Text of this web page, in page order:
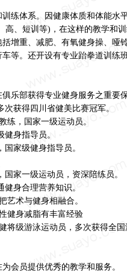
练体系。因健康体质和体能水
、短训等)，在这样的教学和训
增重、减肥、有氧健身操、哑
等。还开设有专业跆拳道训练
乐部获得专业健身服务之重要保
获得四川省健美比赛冠军。
，国家一级运动员。
身指导员。
家级健身指导员。
家一级运动员，资深陪练员。
身合理营养知识。
术与健身相融合。
健身减脂有丰富经验
级游泳运动员，多次获得全国
会员提供优秀的教学和服务。